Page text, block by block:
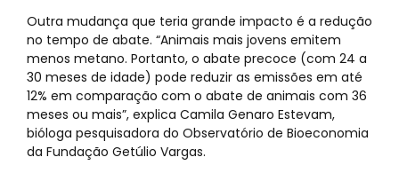
Outra mudança que teria grande impacto é a redução
no tempo de abate. “Animais mais jovens emitem
menos metano. Portanto, o abate precoce (com 24 a
30 meses de idade) pode reduzir as emissões em até
12% em comparação com o abate de animais com 36
meses ou mais”, explica Camila Genaro Estevam,
bióloga pesquisadora do Observatório de Bioeconomia
da Fundação Getúlio Vargas.